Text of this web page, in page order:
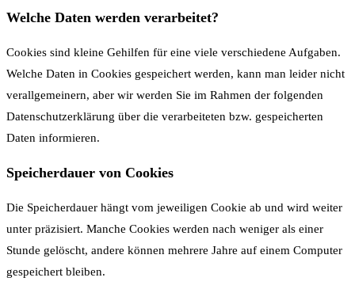
Welche Daten werden verarbeitet?
Cookies sind kleine Gehilfen für eine viele verschiedene Aufgaben.
Welche Daten in Cookies gespeichert werden, kann man leider nicht
verallgemeinern, aber wir werden Sie im Rahmen der folgenden
Datenschutzerklärung über die verarbeiteten bzw. gespeicherten
Daten informieren.
Speicherdauer von Cookies
Die Speicherdauer hängt vom jeweiligen Cookie ab und wird weiter
unter präzisiert. Manche Cookies werden nach weniger als einer
Stunde gelöscht, andere können mehrere Jahre auf einem Computer
gespeichert bleiben.